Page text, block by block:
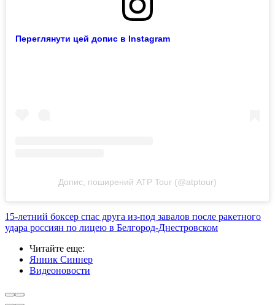
Переглянути цей допис в Instagram
Допис, поширений ATP Tour (@atptour)
15-летний боксер спас друга из-под завалов после ракетного
удара россиян по лицею в Белгород-Днестровском
Читайте еще:
Янник Синнер
Видеоновости